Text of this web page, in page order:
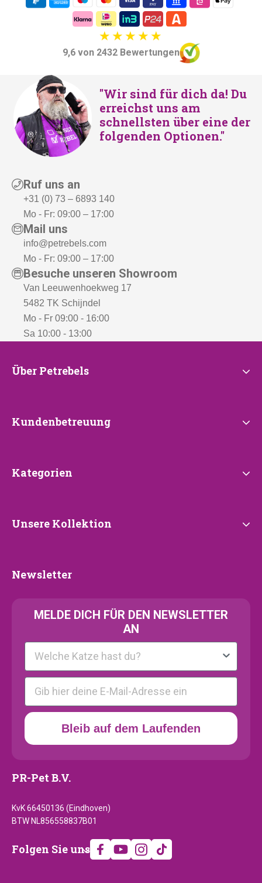
9,6 von 2432 Bewertungen
"Wir sind für dich da! Du
erreichst uns am
schnellsten über eine der
folgenden Optionen."
Ruf uns an
+31 (0) 73 – 6893 140
Mo - Fr: 09:00 – 17:00
Mail uns
info@petrebels.com
Mo - Fr: 09:00 – 17:00
Besuche unseren Showroom
Van Leeuwenhoekweg 17
5482 TK Schijndel
Mo - Fr 09:00 - 16:00
Sa 10:00 - 13:00
Über
Über Petrebels
Kundenbetreuung
Kundenbetreuung
Kategorien
Kategorien
Unsere
Unsere Kollektion
Newsletter
Newsletter
MELDE DICH FÜR DEN NEWSLETTER
AN
Kattenras
E-mail
Bleib auf dem Laufenden
PR-Pet B.V.
KvK 66450136 (Eindhoven)
BTW NL856558837B01
Folgen
Folgen Sie uns